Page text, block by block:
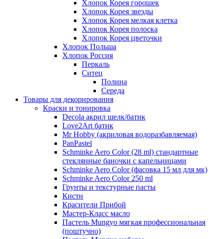
Хлопок Корея горошек
Хлопок Корея звезды
Хлопок Корея мелкая клетка
Хлопок Корея полоска
Хлопок Корея цветочки
Хлопок Польша
Хлопок Россия
Перкаль
Ситец
Полина
Середа
Товары для декорирования
Краски и тонировка
Decola акрил шелк/батик
Love2Art батик
Mr Hobby (акриловая водоразбавляемая)
PanPastel
Schminke Aero Color (28 ml) стандартные
стеклянные баночки с капельницами
Schminke Aero Color (фасовка 15 мл для мк)
Schminke Aero Color 250 ml
Грунты и текстурные пасты
Кисти
Красители Прибой
Мастер-Класс масло
Пастель Mungyo мягкая профессиональная
(поштучно)